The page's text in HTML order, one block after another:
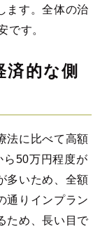
ます。全体の治
です。
的な側
法に比べて高額
ら50万円程度が
多いため、全額
通りインプラン
ため、長い目で